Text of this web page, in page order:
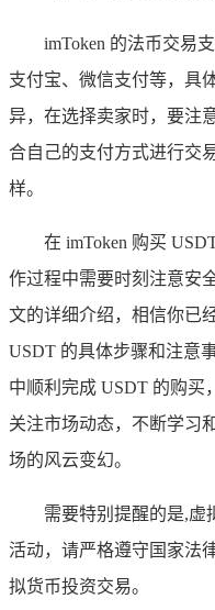
imToken 的法币交易
支付宝、微信支付等，具
异，在选择卖家时，要注
合自己的支付方式进行交
样。
在 imToken 购买
作过程中需要时刻注意安
文的详细介绍，相信你已
USDT 的具体步骤和注意
中顺利完成 USDT 的购买
关注市场动态，不断学习
场的风云变幻。
需要特别提醒的是,虚
活动，请严格遵守国家法
拟货币投资交易。